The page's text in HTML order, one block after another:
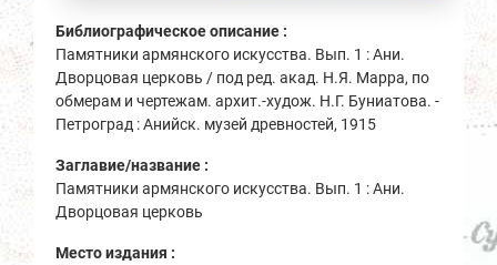
Библиографическое описание :
Памятники армянского искусства. Вып. 1 : Ани.
Дворцовая церковь / под ред. акад. Н.Я. Марра, по
обмерам и чертежам. архит.-худож. Н.Г. Буниатова. -
Петроград : Анийск. музей древностей, 1915
Заглавие/название :
Памятники армянского искусства. Вып. 1 : Ани.
Дворцовая церковь
Место издания :